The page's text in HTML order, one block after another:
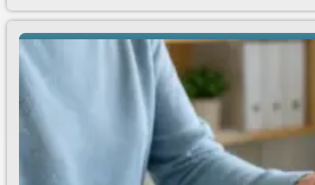
FACHTHEMEN